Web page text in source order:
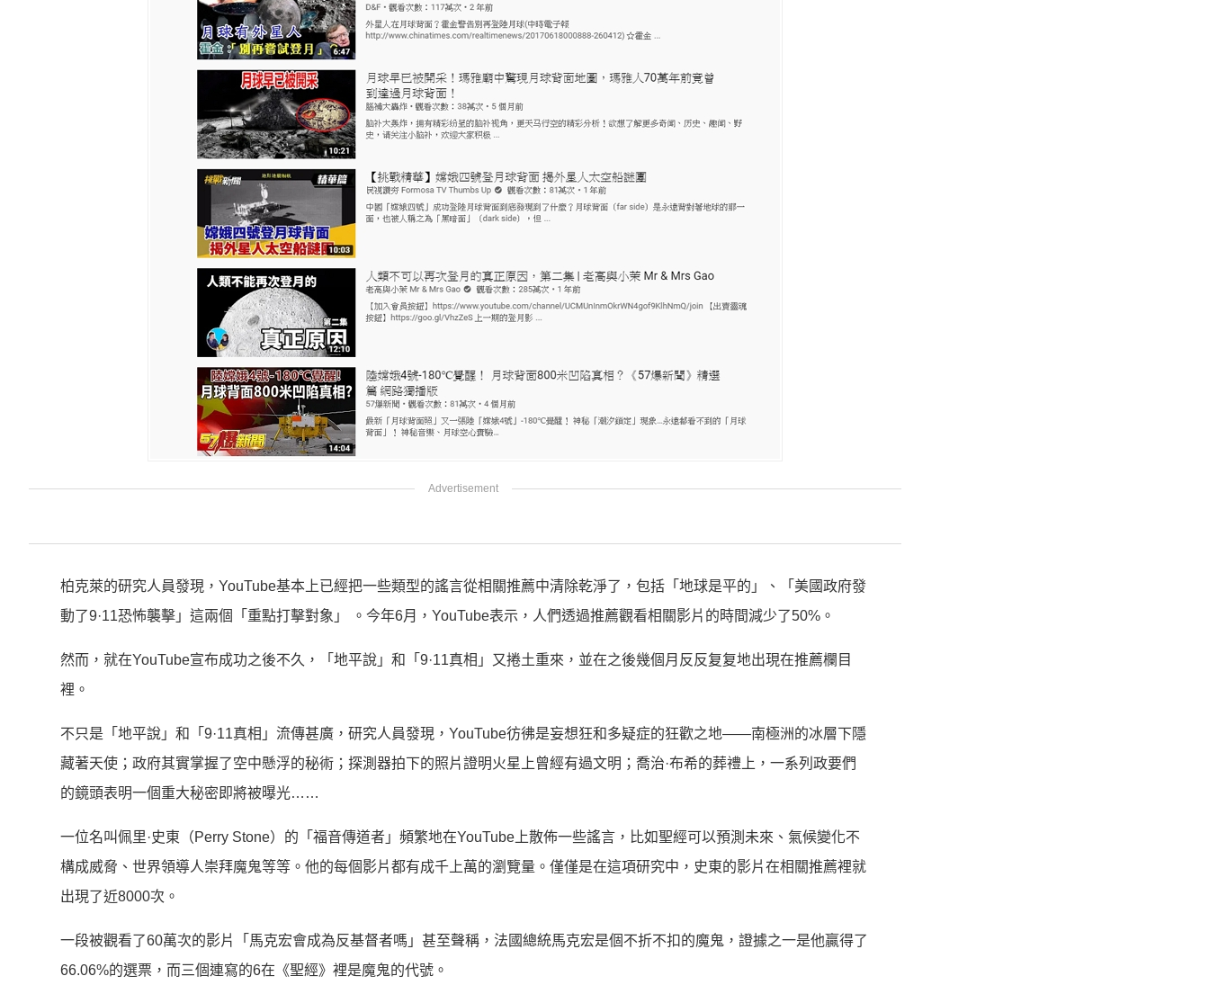
柏克萊的研究人員發現，YouTube基本上已經把一些類型的謠言從相關推薦中清除乾淨了，包括「地球是平的」、「美國政府發
動了9·11恐怖襲擊」這兩個「重點打擊對象」 。今年6月，YouTube表示，人們透過推薦觀看相關影片的時間減少了50%。
然而，就在YouTube宣布成功之後不久，「地平說」和「9·11真相」又捲土重來，並在之後幾個月反反复复地出現在推薦欄目
裡。
不只是「地平說」和「9·11真相」流傳甚廣，研究人員發現，YouTube彷彿是妄想狂和多疑症的狂歡之地——南極洲的冰層下隱
藏著天使；政府其實掌握了空中懸浮的秘術；探測器拍下的照片證明火星上曾經有過文明；喬治·布希的葬禮上，一系列政要們
的鏡頭表明一個重大秘密即將被曝光……
一位名叫佩里·史東（Perry Stone）的「福音傳道者」頻繁地在YouTube上散佈一些謠言，比如聖經可以預測未來、氣候變化不
構成威脅、世界領導人崇拜魔鬼等等。他的每個影片都有成千上萬的瀏覽量。僅僅是在這項研究中，史東的影片在相關推薦裡就
出現了近8000次。
一段被觀看了60萬次的影片「馬克宏會成為反基督者嗎」甚至聲稱，法國總統馬克宏是個不折不扣的魔鬼，證據之一是他贏得了
66.06%的選票，而三個連寫的6在《聖經》裡是魔鬼的代號。